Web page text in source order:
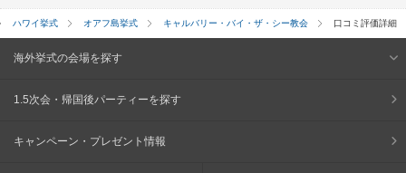
ハワイ挙式 オアフ島挙式 キャルバリー・バイ・ザ・シー教会 口コミ評価詳細
海外挙式の会場を探す
1.5次会・帰国後パーティーを探す
キャンペーン・プレゼント情報